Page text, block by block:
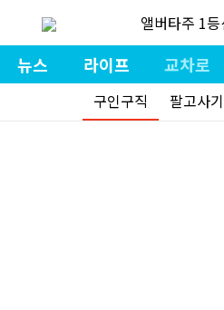
앨버타주 1등
뉴스 라이프 교차로
구인구직 팔고사기